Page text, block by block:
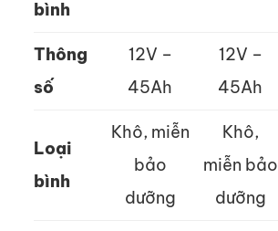
bình
Thông
số
12V –
45Ah
12V –
45Ah
Loại
bình
Khô, miễn
bảo
dưỡng
Khô,
miễn bảo
dưỡng